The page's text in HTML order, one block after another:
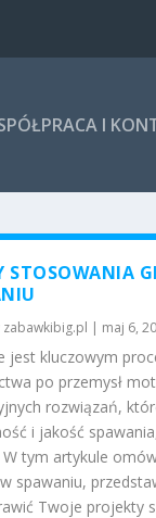
I
STOSOWANIA
zabawkibig.pl | maj 6,
jest kluczowym
po przemysł
rozwiązań,
i jakość
W tym artykule
spawaniu,
Twoje projekty